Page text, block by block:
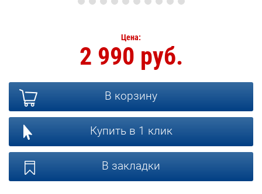
Цена:
2 990 руб.
В корзину
Купить в 1 клик
В закладки